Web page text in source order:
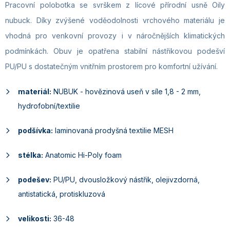
Pracovní polobotka se svrškem z lícové přírodní usně Oily
nubuck. Díky zvýšené voděodolnosti vrchového materiálu je
vhodná pro venkovní provozy i v náročnějších klimatických
podmínkách. Obuv je opatřena stabilní nástřikovou podešví
PU/PU s dostatečným vnitřním prostorem pro komfortní užívání.
materiál: NUBUK - hovězinová useň v síle 1,8 - 2 mm,
hydrofobní/textilie
podšívka: laminovaná prodyšná textilie MESH
stélka: Anatomic Hi-Poly foam
podešev: PU/PU, dvousložkový nástřik, olejivzdorná,
antistatická, protiskluzová
velikosti: 36-48